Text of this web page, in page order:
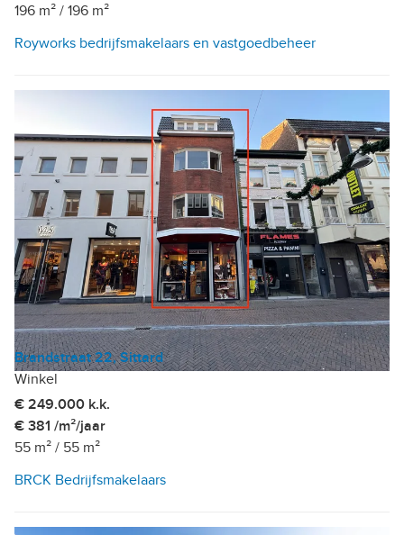
196 m² / 196 m²
Royworks bedrijfsmakelaars en vastgoedbeheer
Brandstraat 22, Sittard
Winkel
€ 249.000 k.k.
€ 381 /m²/jaar
55 m² / 55 m²
BRCK Bedrijfsmakelaars